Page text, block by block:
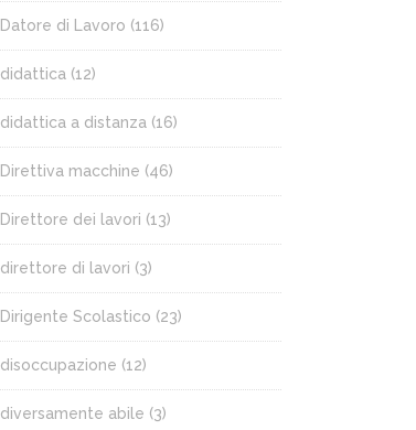
Datore di Lavoro (116)
didattica (12)
didattica a distanza (16)
Direttiva macchine (46)
Direttore dei lavori (13)
direttore di lavori (3)
Dirigente Scolastico (23)
disoccupazione (12)
diversamente abile (3)